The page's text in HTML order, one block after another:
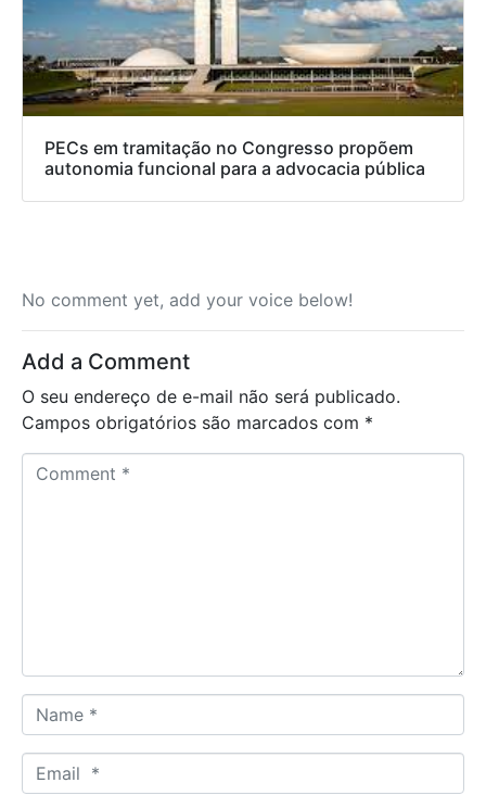
PECs em tramitação no Congresso propõem
autonomia funcional para a advocacia pública
No comment yet, add your voice below!
Add a Comment
O seu endereço de e-mail não será publicado.
Campos obrigatórios são marcados com *
a
m
m